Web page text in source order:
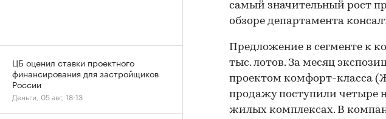
самый значительный рост
обзоре департамента
Предложение в сегменте к
тыс. лотов. За месяц
проектом комфорт-класса
продажу поступили четыре
жилых комплексах. В
ЦБ оценил ставки проектного
финансирования для застройщиков
России
Деньги, 05 авг, 18:13